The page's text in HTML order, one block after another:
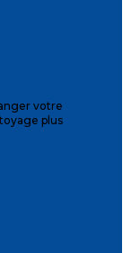
votre
plus